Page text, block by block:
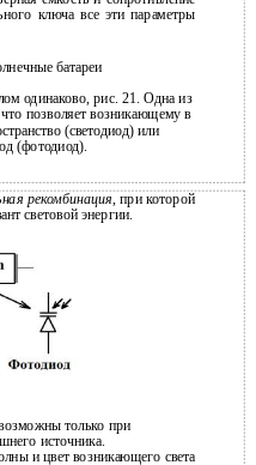
ключа все эти параметры
батареи
одинаково, рис. 21. Одна из
позволяет возникающему в
(светодиод) или
(фотодиод).
рекомбинация, при которой
световой энергии.
только при
источника.
и цвет возникающего света